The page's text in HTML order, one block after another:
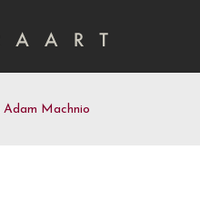
Adam Machnio